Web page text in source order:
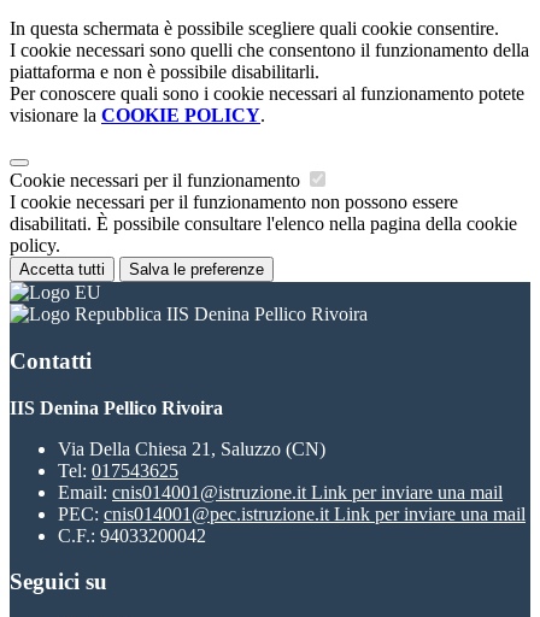
In questa schermata è possibile scegliere quali cookie consentire.
I cookie necessari sono quelli che consentono il funzionamento della
piattaforma e non è possibile disabilitarli.
Per conoscere quali sono i cookie necessari al funzionamento potete
visionare la COOKIE POLICY.
Cookie necessari per il funzionamento
I cookie necessari per il funzionamento non possono essere
disabilitati. È possibile consultare l'elenco nella pagina della cookie
policy.
Accetta tutti Salva le preferenze
IIS Denina Pellico Rivoira
Contatti
IIS Denina Pellico Rivoira
Via Della Chiesa 21, Saluzzo (CN)
Tel: 017543625
Email: cnis014001@istruzione.it Link per inviare una mail
PEC: cnis014001@pec.istruzione.it Link per inviare una mail
C.F.: 94033200042
Seguici su